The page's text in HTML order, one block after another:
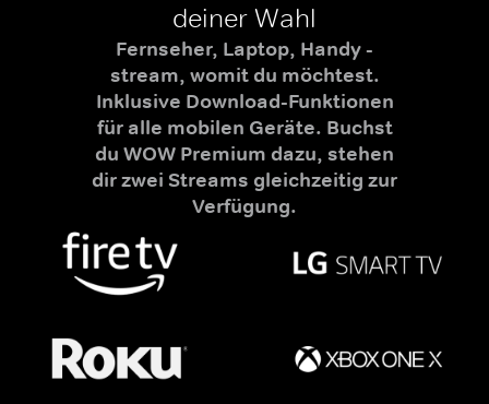
deiner Wahl
Fernseher, Laptop, Handy -
stream, womit du möchtest.
Inklusive Download-Funktionen
für alle mobilen Geräte. Buchst
du WOW Premium dazu, stehen
dir zwei Streams gleichzeitig zur
Verfügung.